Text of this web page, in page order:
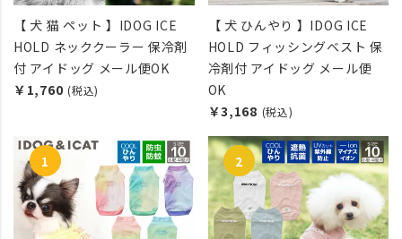
【 犬 猫 ペット 】IDOG ICE
HOLD ネッククーラー 保冷剤
付 アイドッグ メール便OK
￥1,760 (税込)
【 犬 ひんやり 】IDOG ICE
HOLD フィッシングベスト 保
冷剤付 アイドッグ メール便
OK
￥3,168 (税込)